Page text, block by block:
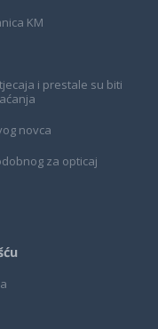
KM
i prestale su biti
novca
za opticaj